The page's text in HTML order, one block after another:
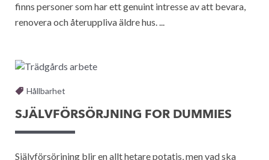
finns personer som har ett genuint intresse av att bevara,
renovera och återuppliva äldre hus. ...
Hållbarhet
SJÄLVFÖRSÖRJNING FOR DUMMIES
Självförsörjning blir en allt hetare potatis, men vad ska